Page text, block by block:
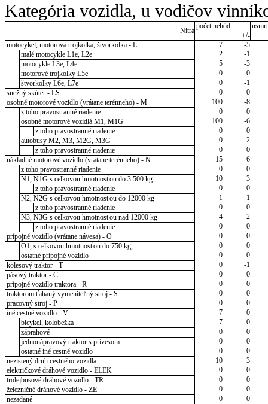
Kategória vozidla, u vodičov
Nitra
počet nehôd
+/-
motocykel, motorová trojkolka, štvorkolka - L
7
-5
malé motocykle L1e, L2e
2
-1
motocykle L3e, L4e
5
-3
motorové trojkolky L5e
0
0
štvorkolky L6e, L7e
0
-1
snežný skúter - LS
0
0
osobné motorové vozidlo (vrátane terénneho) - M
100
-8
z toho pravostranné riadenie
0
0
osobné motorové vozidlá M1, M1G
100
-6
z toho pravostranné riadenie
0
0
autobusy M2, M3, M2G, M3G
0
-2
z toho pravostranné riadenie
0
0
nákladné motorové vozidlo (vrátane terénneho) - N
15
6
z toho pravostranné riadenie
0
0
N1, N1G s celkovou hmotnosťou do 3 500 kg
10
3
z toho pravostranné riadenie
0
0
N2, N2G s celkovou hmotnosťou do 12000 kg
1
1
z toho pravostranné riadenie
0
0
N3, N3G s celkovou hmotnosťou nad 12000 kg
4
2
z toho pravostranné riadenie
0
0
prípojné vozidlo (vrátane návesa) - O
0
0
O1, s celkovou hmotnosťou do 750 kg,
0
0
ostatné prípojné vozidlo
0
0
kolesový traktor - T
0
-1
pásový traktor - C
0
0
prípojné vozidlo traktora - R
0
0
traktorom ťahaný vymeniteľný stroj - S
0
0
pracovný stroj - P
0
0
iné cestné vozidlo - V
7
0
bicykel, kolobežka
7
0
záprahové
0
0
jednonápravový traktor s prívesom
0
0
ostatné iné cestné vozidlo
0
0
nezistený druh cestného vozidla
10
3
električkové dráhové vozidlo - ELEK
0
0
trolejbusové dráhové vozidlo - TR
0
0
železničné dráhové vozidlo - ZE
0
0
nezadané
0 0